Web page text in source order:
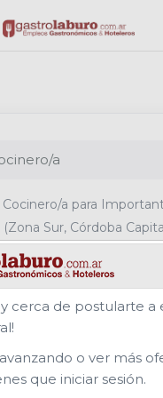
a
Cocinero/a para
Sur, Córdoba
y buscás una
un entorno
Experiencia
o locales gastronómicos
Estudios gastronómicos
cerca de postularte a
o ver más
que iniciar sesión.